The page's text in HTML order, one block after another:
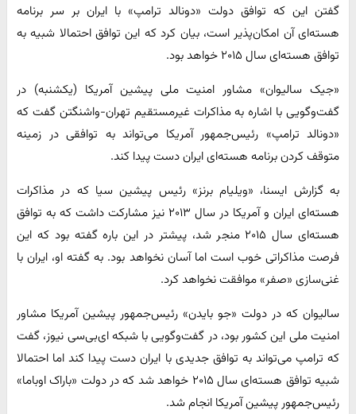
گفتن این که توافق دولت «دونالد ترامپ» با ایران بر سر برنامه
هسته‌ای آن امکان‌پذیر است، بیان کرد که این توافق احتمالا شبیه به
توافق هسته‌ای سال ۲۰۱۵ خواهد بود.
«جیک سالیوان» مشاور امنیت ملی پیشین آمریکا (یکشنبه) در
گفت‌وگویی با اشاره به مذاکرات غیرمستقیم تهران-واشنگتن گفت که
«دونالد ترامپ» رئیس‌جمهور آمریکا می‌تواند به توافقی در زمینه
متوقف کردن برنامه هسته‌ای ایران دست پیدا کند.
به گزارش ایسنا، «ویلیام برنز» رئیس پیشین سیا که در مذاکرات
هسته‌ای ایران و آمریکا در سال ۲۰۱۳ نیز مشارکت داشت که به توافق
هسته‌ای سال ۲۰۱۵ منجر شد، پیشتر در این باره گفته بود که این
فرصت مذاکراتی خوب است اما آسان نخواهد بود. به گفته او، ایران با
غنی‌سازی «صفر» موافقت نخواهد کرد.
سالیوان که در دولت «جو بایدن» رئیس‌جمهور پیشین آمریکا مشاور
امنیت ملی این کشور بود، در گفت‌وگویی با شبکه ای‌بی‌سی نیوز، گفت
که ترامپ می‌تواند به توافق جدیدی با ایران دست پیدا کند اما احتمالا
شبیه توافق هسته‌ای سال ۲۰۱۵ خواهد شد که در دولت «باراک اوباما»
رئیس‌جمهور پیشین آمریکا انجام شد.